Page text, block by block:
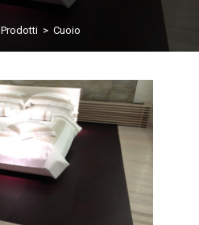
Prodotti > Cuoio